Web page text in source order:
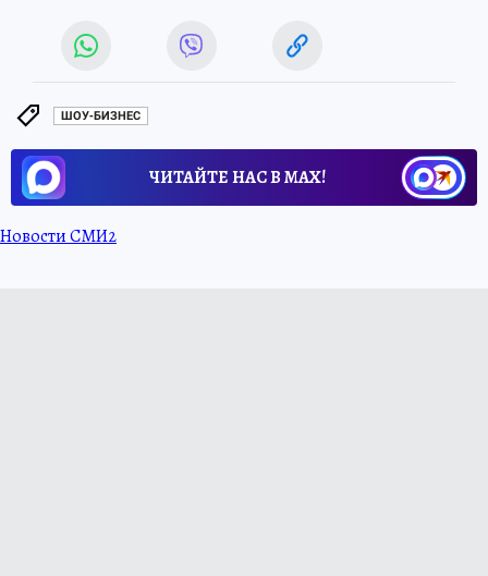
ШОУ-БИЗНЕС
ЧИТАЙТЕ НАС В МАХ!
Новости СМИ2